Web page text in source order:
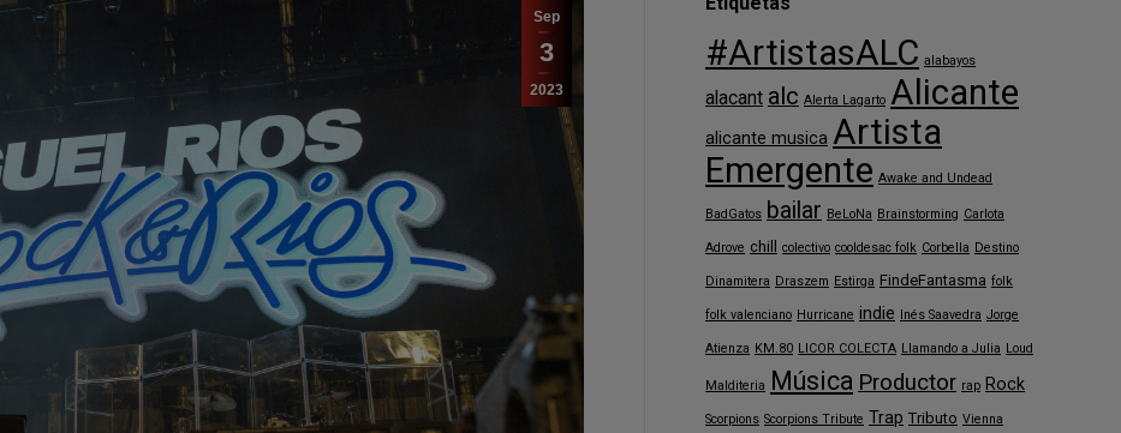
Sep
3
2023
#ArtistasALC alabayos
alacant alc Alerta Lagarto Alicante
alicante musica Artista
Emergente Awake and Undead
BadGatos bailar BeLoNa Brainstorming Carlota
Adrove chill colectivo cooldesac folk Corbella Destino
Dinamitera Draszem Estirga FindeFantasma folk
folk valenciano Hurricane indie Inés Saavedra Jorge
Atienza KM.80 LICOR COLECTA Llamando a Julia Loud
Malditeria Música Productor rap Rock
Scorpions Scorpions Tribute Trap Tributo Vienna